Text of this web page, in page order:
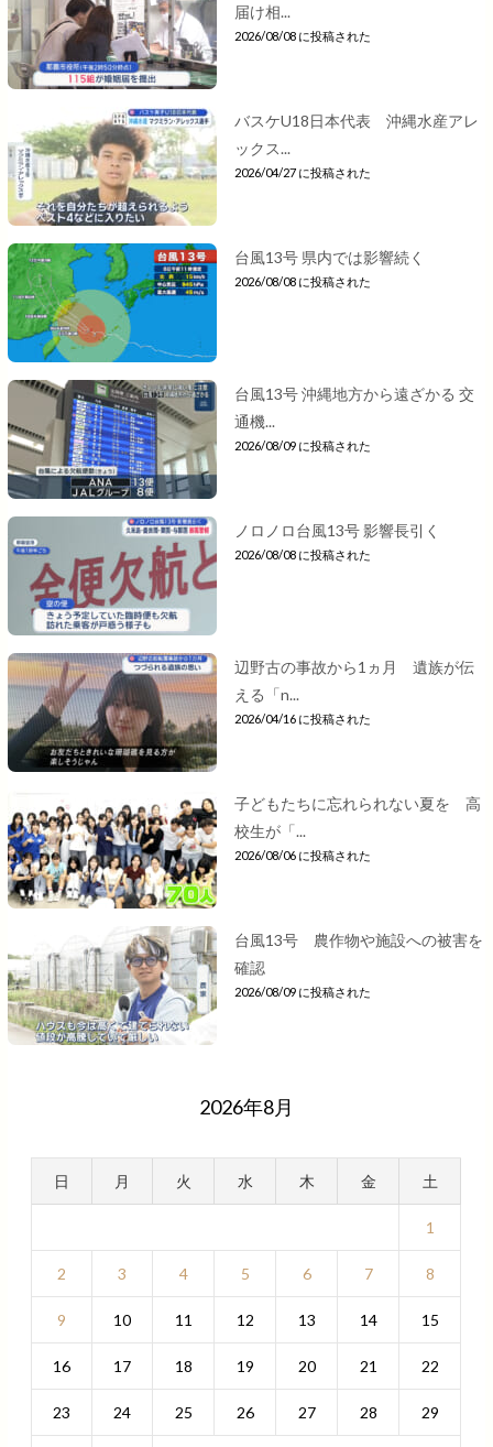
届け相...
2026/08/08 に投稿された
バスケU18日本代表 沖縄水産アレ
ックス...
2026/04/27 に投稿された
台風13号 県内では影響続く
2026/08/08 に投稿された
台風13号 沖縄地方から遠ざかる 交
通機...
2026/08/09 に投稿された
ノロノロ台風13号 影響長引く
2026/08/08 に投稿された
辺野古の事故から1ヵ月 遺族が伝
える「n...
2026/04/16 に投稿された
子どもたちに忘れられない夏を 高
校生が「...
2026/08/06 に投稿された
台風13号 農作物や施設への被害を
確認
2026/08/09 に投稿された
2026年8月
日 月 火 水 木 金 土
1
2 3 4 5 6 7 8
9 10 11 12 13 14 15
16 17 18 19 20 21 22
23 24 25 26 27 28 29